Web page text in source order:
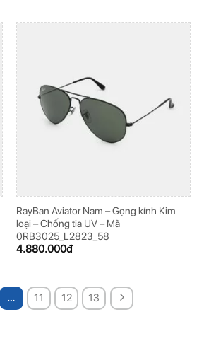
RayBan Aviator Nam – Gọng kính Kim
loại – Chống tia UV – Mã
0RB3025_L2823_58
4.880.000đ
… 11 12 13